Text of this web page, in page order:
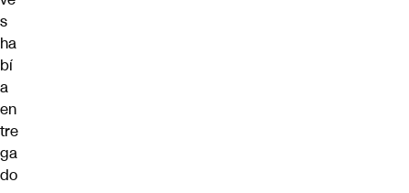
s
ha
bí
a
en
tre
ga
do